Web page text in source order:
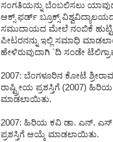
ಸಂಗತಿಯನ್ನು ಬೆಂಬಲಿಸಲು ಯಾವುದೇ
ಆಕ್ಸ್ ಫರ್ಡ್ ಬ್ರೂಕ್ಸ್
ಸಮುದಾಯದ ಮೇಲೆ ನಂಬಿಕೆ
ಪೀಟರನನ್ನು ಇಲ್ಲಿ ಸಮಾಧಿ
ಹೇಳಿರುವುದಾಗಿ `ದಿ ಸಂಡೇ
2007: ಬೆಂಗಳೂರಿನ ಕೋಟೆ
ರಾಷ್ಟ್ರೀಯ ಪ್ರಶಸ್ತಿಗೆ (2007)
ಮಾಡಲಾಯಿತು.
2007: ಹಿರಿಯ ಕವಿ ಡಾ. ಎನ್. ಎಸ್
ಪ್ರಶಸ್ತಿಗೆ ಆಯ್ಕೆ ಮಾಡಲಾಯಿತು.